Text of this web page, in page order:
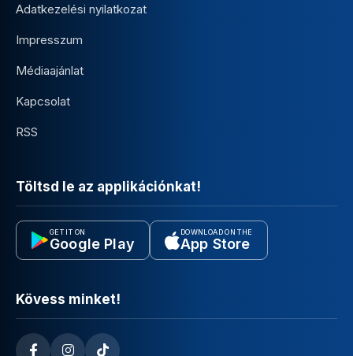
Adatkezelési nyilatkozat
Impresszum
Médiaajánlat
Kapcsolat
RSS
Töltsd le az applikációnkat!
GET IT ON
Google Play
DOWNLOAD ON THE
App Store
Kövess minket!